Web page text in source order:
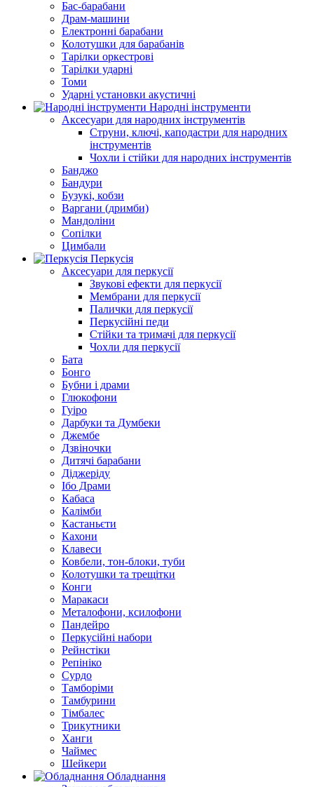
Бас-барабани
Драм-машини
Електронні барабани
Колотушки для барабанів
Тарілки оркестрові
Тарілки ударні
Томи
Ударні установки акустичні
Народні інструменти
Аксесуари для народних інструментів
Струни, ключі, каподастри для народних
інструментів
Чохли і стійки для народних інструментів
Банджо
Бандури
Бузукі, кобзи
Варгани (дримби)
Мандоліни
Сопілки
Цимбали
Перкусія
Аксесуари для перкусії
Звукові ефекти для перкусії
Мембрани для перкусії
Палички для перкусії
Перкусійні педи
Стійки та тримачі для перкусії
Чохли для перкусії
Бата
Бонго
Бубни і драми
Глюкофони
Гуіро
Дарбуки та Думбеки
Джембе
Дзвіночки
Дитячі барабани
Діджеріду
Ібо Драми
Кабаса
Калімби
Кастаньєти
Кахони
Клавеси
Ковбели, тон-блоки, туби
Колотушки та трещітки
Конги
Маракаси
Металофони, ксилофони
Пандейро
Перкусійні набори
Рейнстіки
Репініко
Сурдо
Тамборіми
Тамбурини
Тімбалес
Трикутники
Ханги
Чаймес
Шейкери
Обладнання